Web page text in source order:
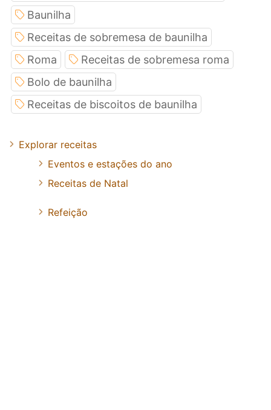
Baunilha
Receitas de sobremesa de baunilha
Roma
Receitas de sobremesa roma
Bolo de baunilha
Receitas de biscoitos de baunilha
Explorar receitas
Eventos e estações do ano
Receitas de Natal
Refeição